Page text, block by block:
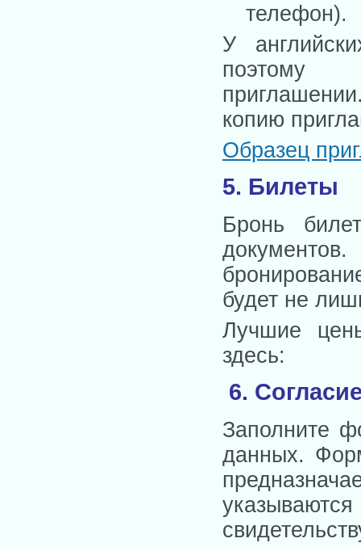
телефон).
У
копию
Образец
5. Билеты
Бронь
будет не
Лучшие
здесь:
6.
Заполните
данных.